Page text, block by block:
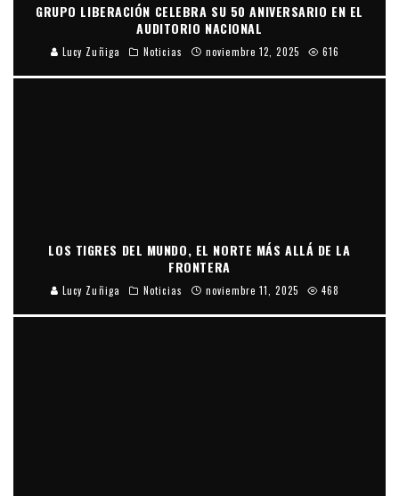
GRUPO LIBERACIÓN CELEBRA SU 50 ANIVERSARIO EN EL
AUDITORIO NACIONAL
Lucy Zuñiga Noticias noviembre 12, 2025 616
LOS TIGRES DEL MUNDO, EL NORTE MÁS ALLÁ DE LA
FRONTERA
Lucy Zuñiga Noticias noviembre 11, 2025 468